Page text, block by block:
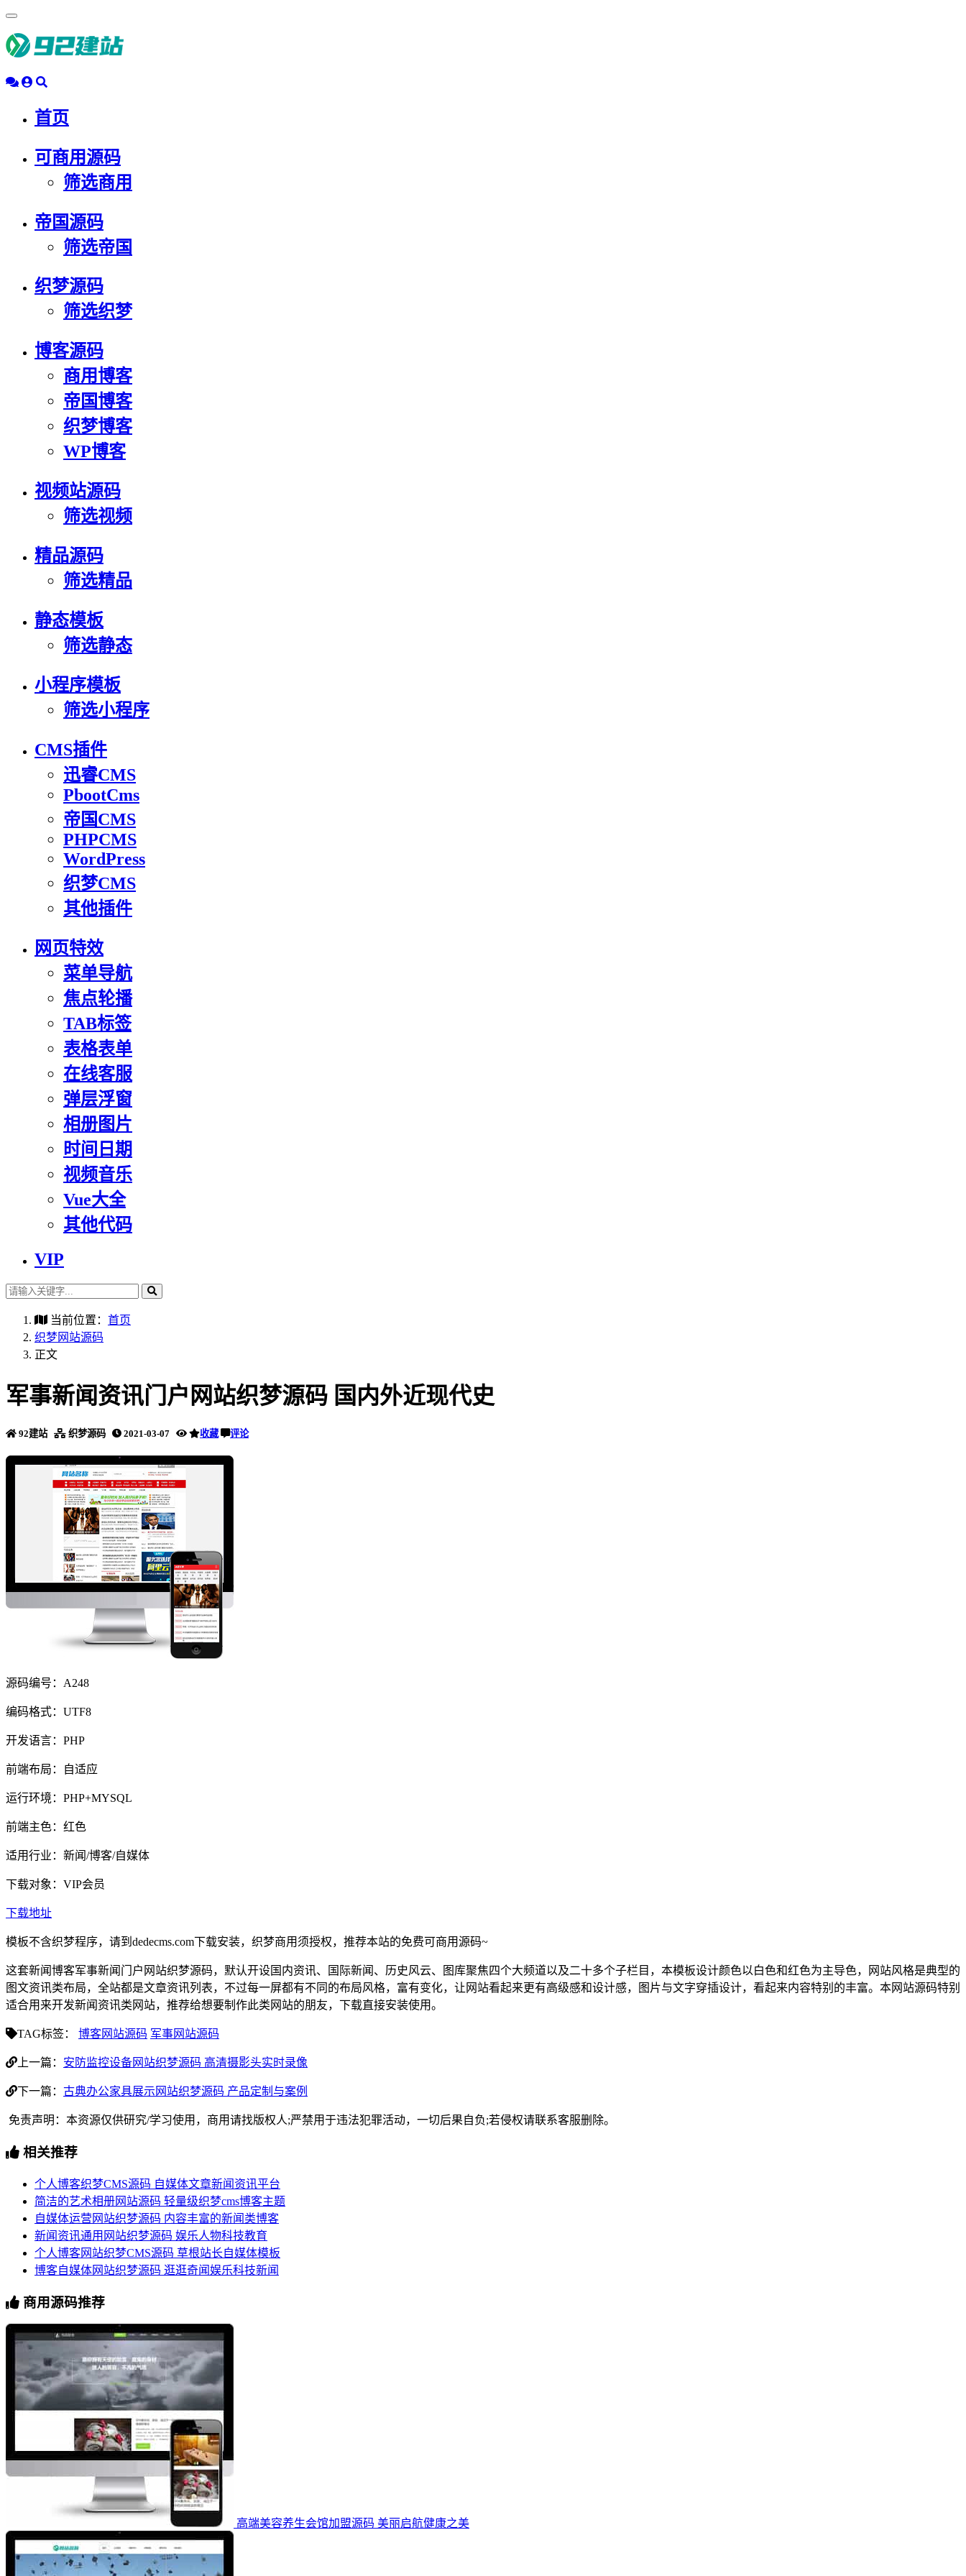
动
导
首页
可商用源码
筛选商用
帝国源码
筛选帝国
织梦源码
筛选织梦
博客源码
商用博客
帝国博客
织梦博客
WP博客
视频站源码
筛选视频
精品源码
筛选精品
静态模板
筛选静态
小程序模板
筛选小程序
CMS插件
迅睿CMS
PbootCms
帝国CMS
PHPCMS
WordPress
织梦CMS
其他插件
网页特效
菜单导航
焦点轮播
TAB标签
表格表单
在线客服
弹层浮窗
相册图片
时间日期
视频音乐
Vue大全
其他代码
VIP
当前位置： 首页
织梦网站源码
正文
军事新闻资讯门户网站织梦源码 国内外近现代史
92建站 织梦源码 2021-03-07 收藏 评论
源码编号：A248
编码格式：UTF8
开发语言：PHP
前端布局：自适应
运行环境：PHP+MYSQL
前端主色：红色
适用行业：新闻/博客/自媒体
下载对象：VIP会员
下载地址
模板不含织梦程序，请到dedecms.com下载安装，织梦商用须授权，推荐本站的免费可商用源码~
这套新闻博客军事新闻门户网站织梦源码，默认开设国内资讯、国际新闻、历史风云、图库聚焦四个大频道以及二十多个子栏目，本模板设计颜色以白色和红色为主导色，网站风格是典型的
图文资讯类布局，全站都是文章资讯列表，不过每一屏都有不同的布局风格，富有变化，让网站看起来更有高级感和设计感，图片与文字穿插设计，看起来内容特别的丰富。本网站源码特别
适合用来开发新闻资讯类网站，推荐给想要制作此类网站的朋友，下载直接安装使用。
TAG标签： 博客网站源码 军事网站源码
上一篇： 安防监控设备网站织梦源码 高清摄影头实时录像
下一篇： 古典办公家具展示网站织梦源码 产品定制与案例
免责声明：本资源仅供研究/学习使用，商用请找版权人;严禁用于违法犯罪活动，一切后果自负;若侵权请联系客服删除。
相关推荐
个人博客织梦CMS源码 自媒体文章新闻资讯平台
简洁的艺术相册网站源码 轻量级织梦cms博客主题
自媒体运营网站织梦源码 内容丰富的新闻类博客
新闻资讯通用网站织梦源码 娱乐人物科技教育
个人博客网站织梦CMS源码 草根站长自媒体模板
博客自媒体网站织梦源码 逛逛奇闻娱乐科技新闻
商用源码推荐
高端美容养生会馆加盟源码 美丽启航健康之美